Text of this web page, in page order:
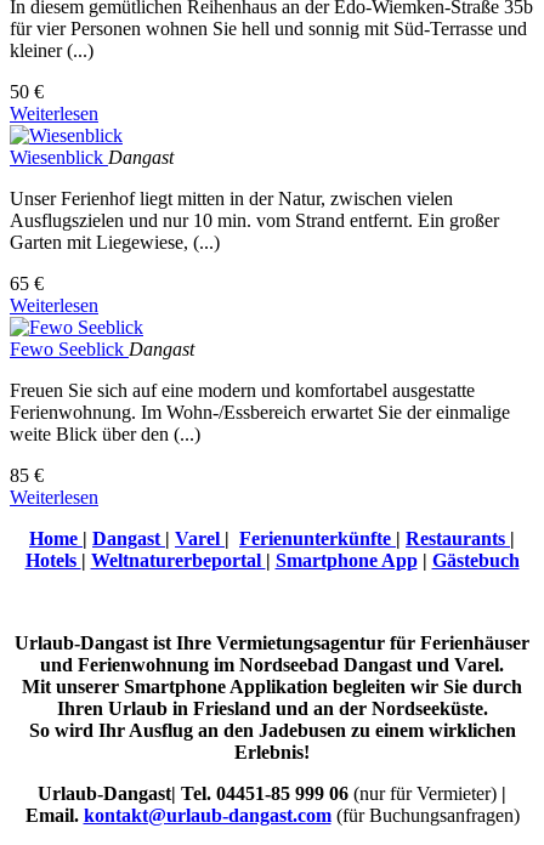
In diesem gemütlichen Reihenhaus an der Edo-Wiemken-Straße 35b
für vier Personen wohnen Sie hell und sonnig mit Süd-Terrasse und
kleiner (...)
50 €
Weiterlesen
Wiesenblick Dangast
Unser Ferienhof liegt mitten in der Natur, zwischen vielen
Ausflugszielen und nur 10 min. vom Strand entfernt. Ein großer
Garten mit Liegewiese, (...)
65 €
Weiterlesen
Fewo Seeblick Dangast
Freuen Sie sich auf eine modern und komfortabel ausgestatte
Ferienwohnung. Im Wohn-/Essbereich erwartet Sie der einmalige
weite Blick über den (...)
85 €
Weiterlesen
Home | Dangast | Varel | Ferienunterkünfte | Restaurants |
Hotels | Weltnaturerbeportal | Smartphone App| Gästebuch
Urlaub-Dangast ist Ihre Vermietungsagentur für Ferienhäuser
und Ferienwohnung im Nordseebad Dangast und Varel.
Mit unserer Smartphone Applikation begleiten wir Sie durch
Ihren Urlaub in Friesland und an der Nordseeküste.
So wird Ihr Ausflug an den Jadebusen zu einem wirklichen
Erlebnis!
Urlaub-Dangast| Tel. 04451-85 999 06 (nur für Vermieter) |
Email. kontakt@urlaub-dangast.com (für Buchungsanfragen)